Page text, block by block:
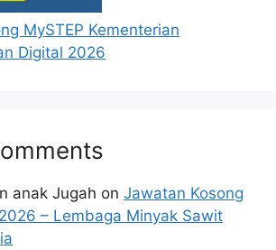
MySTEP Kementerian
Digital 2026
anak Jugah onJawatan Kosong
– Lembaga Minyak Sawit